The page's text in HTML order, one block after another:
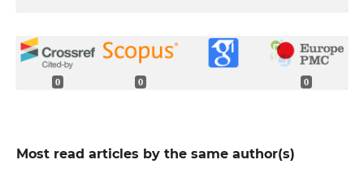
0 0 0
Most read articles by the same author(s)